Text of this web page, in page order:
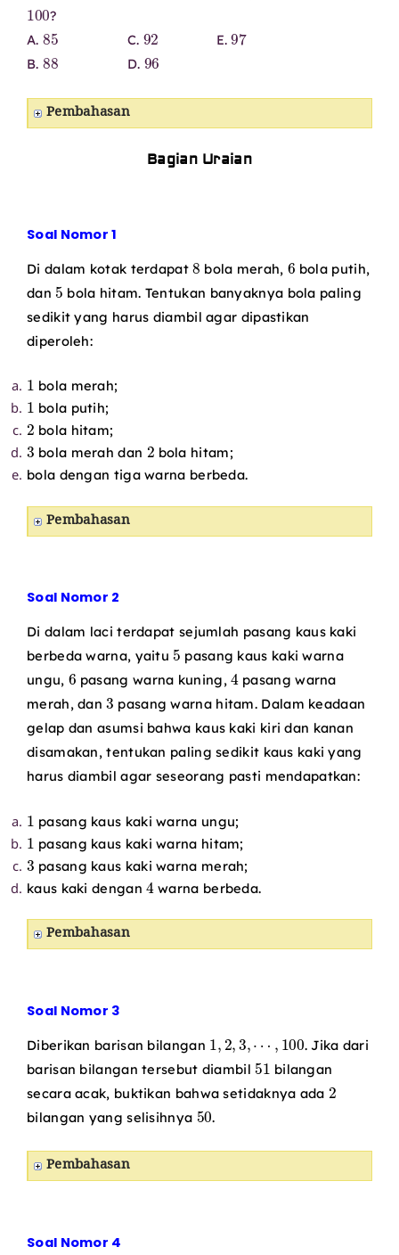
100
?
A.
85
C.
92
E.
97
B.
88
D.
96
Pembahasan
Bagian Uraian
Soal Nomor 1
Di dalam kotak terdapat
8
bola merah,
6
bola putih,
dan
5
bola hitam. Tentukan banyaknya bola paling
sedikit yang harus diambil agar dipastikan
diperoleh:
1
bola merah;
1
bola putih;
2
bola hitam;
3
bola merah dan
2
bola hitam;
bola dengan tiga warna berbeda.
Pembahasan
Soal Nomor 2
Di dalam laci terdapat sejumlah pasang kaus kaki
berbeda warna, yaitu
5
pasang kaus kaki warna
ungu,
6
pasang warna kuning,
4
pasang warna
merah, dan
3
pasang warna hitam. Dalam keadaan
gelap dan asumsi bahwa kaus kaki kiri dan kanan
disamakan, tentukan paling sedikit kaus kaki yang
harus diambil agar seseorang pasti mendapatkan:
1
pasang kaus kaki warna ungu;
1
pasang kaus kaki warna hitam;
3
pasang kaus kaki warna merah;
kaus kaki dengan
4
warna berbeda.
Pembahasan
Soal Nomor 3
Diberikan barisan bilangan
1 2 3, 100
. Jika dari
barisan bilangan tersebut diambil
51
bilangan
secara acak, buktikan bahwa setidaknya ada
2
bilangan yang selisihnya
50
.
Pembahasan
Soal Nomor 4